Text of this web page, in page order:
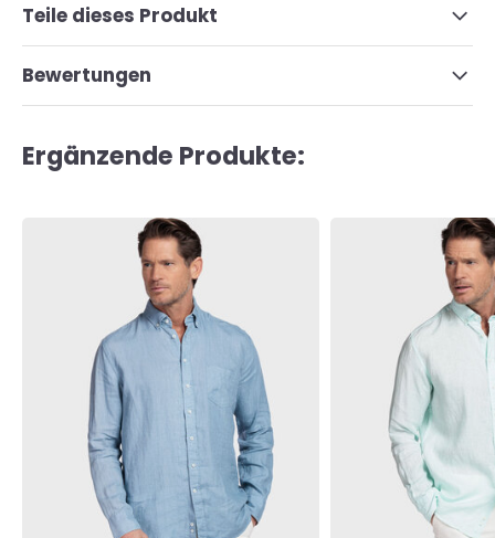
Teile dieses Produkt
Bewertungen
Ergänzende Produkte: